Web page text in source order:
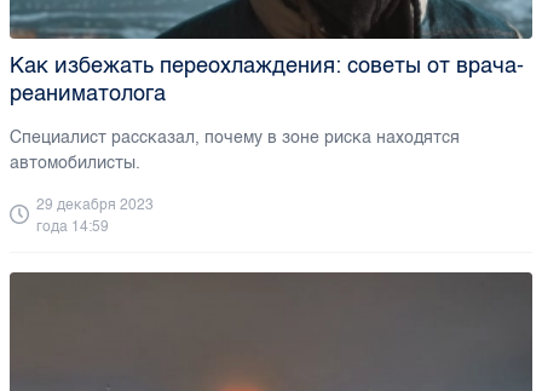
Как избежать переохлаждения: советы от врача-
реаниматолога
Специалист рассказал, почему в зоне риска находятся
автомобилисты.
29 декабря 2023
года 14:59